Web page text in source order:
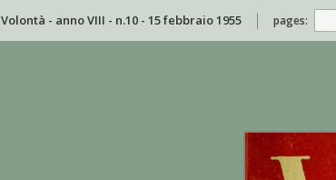
Volontà - anno VIII - n.10 - 15 febbraio 1955 pages: